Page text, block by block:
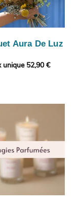
Aura De Luz
unique 52,90 €